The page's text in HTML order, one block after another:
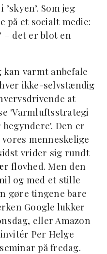
Som jeg
på et socialt medie:
– det er blot en
kan varmt anbefale
ikke-selvstændig
at
'Varmluftsstrategi
begyndere'. Den er
menneskelige
vrider sig rundt
flovhed. Men den
og med et stille
gøre tingene bare
Google lukker
eller Amazon
Per Helge
på fredag.